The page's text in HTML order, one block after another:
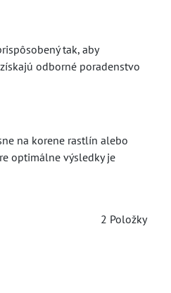
tak, aby
odborné poradenstvo
na korene rastlín alebo
optimálne výsledky je
2 Položky